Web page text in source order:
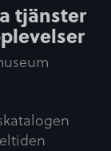
tjänster